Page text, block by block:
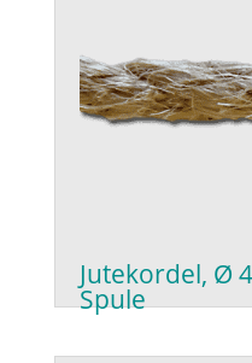
Jutekordel, Ø
Spule